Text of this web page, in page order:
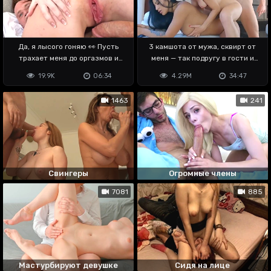
Да, я лысого гоняю 👀 Пусть
трахает меня до оргазмов и
06:34
19.9K
3 камшота от мужа, сквирт от
меня — так подругу в гости и
34:47
4.29M
1463
Свингеры
241
Огромные члены
7081
Мастурбируют девушке
885
Сидя на лице